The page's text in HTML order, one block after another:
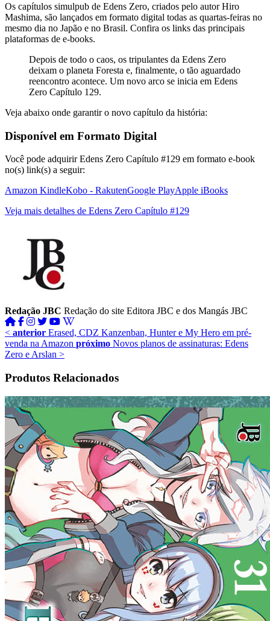
Os capítulos simulpub de Edens Zero, criados pelo autor Hiro
Mashima, são lançados em formato digital todas as quartas-feiras no
mesmo dia no Japão e no Brasil. Confira os links das principais
plataformas de e-books.
Depois de todo o caos, os tripulantes da Edens Zero
deixam o planeta Foresta e, finalmente, o tão aguardado
reencontro acontece. Um novo arco se inicia em Edens
Zero Capítulo 129.
Veja abaixo onde garantir o novo capítulo da história:
Disponível em Formato Digital
Você pode adquirir Edens Zero Capítulo #129 em formato e-book
no(s) link(s) a seguir:
Amazon KindleKobo - RakutenGoogle PlayApple iBooks
Veja mais detalhes de Edens Zero Capítulo #129
Redação JBC Redação do site Editora JBC e dos Mangás JBC
< anterior Erased, CDZ Kanzenban, Hunter e My Hero em pré-
venda na Amazon próximo Novos planos de assinaturas: Edens
Zero e Arslan >
Produtos Relacionados